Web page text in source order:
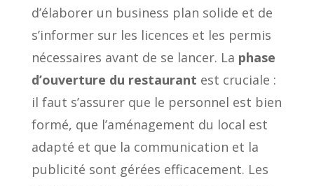
d’élaborer un business plan solide et de
s’informer sur les licences et les permis
nécessaires avant de se lancer. La phase
d’ouverture du restaurant est cruciale :
il faut s’assurer que le personnel est bien
formé, que l’aménagement du local est
adapté et que la communication et la
publicité sont gérées efficacement. Les